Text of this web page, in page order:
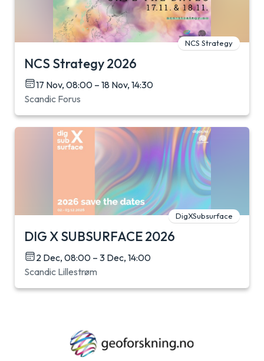
NCS Strategy
NCS Strategy 2026
17 Nov, 08:00 – 18 Nov, 14:30
Scandic Forus
DigXSubsurface
DIG X SUBSURFACE 2026
2 Dec, 08:00 – 3 Dec, 14:00
Scandic Lillestrøm